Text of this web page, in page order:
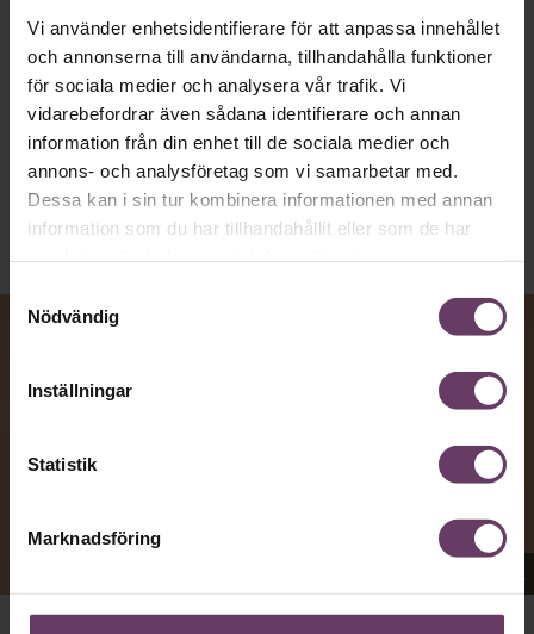
Vi använder enhetsidentifierare för att anpassa innehållet
och annonserna till användarna, tillhandahålla funktioner
för sociala medier och analysera vår trafik. Vi
vidarebefordrar även sådana identifierare och annan
information från din enhet till de sociala medier och
annons- och analysföretag som vi samarbetar med.
Dessa kan i sin tur kombinera informationen med annan
information som du har tillhandahållit eller som de har
Samtyckesval
Nödvändig
Inställningar
Statistik
Marknadsföring
toppcheferna?
Kommunikation
Text:Fredrik Kullberg
Publicerad2026-08-07